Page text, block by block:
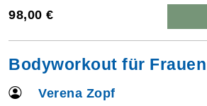
98,00 €
Bodyworkout für
Verena Zopf